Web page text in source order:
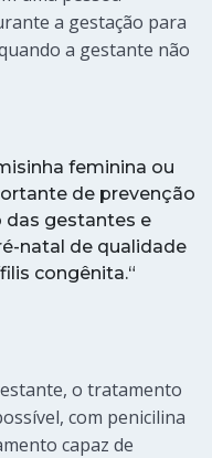
a gestação para
a gestante não
feminina ou
de prevenção
das gestantes e
natal de qualidade
congênita.“
o tratamento
com penicilina
capaz de